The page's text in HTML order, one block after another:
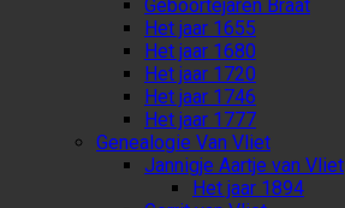
Geboortejaren Braat
Het jaar 1655
Het jaar 1680
Het jaar 1720
Het jaar 1746
Het jaar 1777
Genealogie Van Vliet
Jannigje Aartje van Vliet
Het jaar 1894